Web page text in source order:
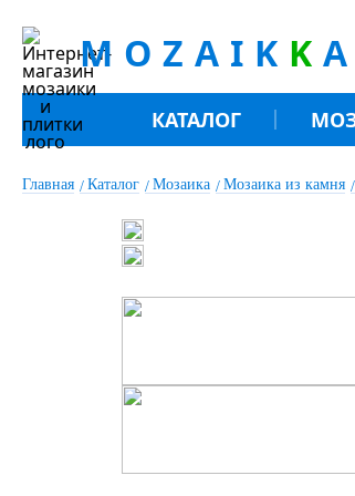
MOZAIK K A
КАТАЛОГ
Главная Каталог Мозаика Мозаика из камня